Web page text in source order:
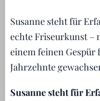
Susanne steht für
echte Friseurkunst –
einem feinen Gespür
Jahrzehnte
Susanne steht für